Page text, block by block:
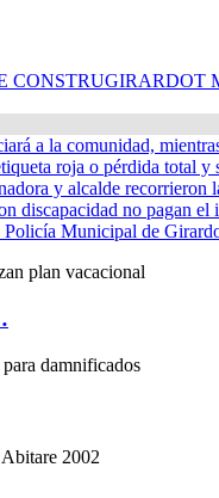
a la comunidad,
roja o pérdida total y
y alcalde recorrieron
discapacidad no pagan el
Municipal de